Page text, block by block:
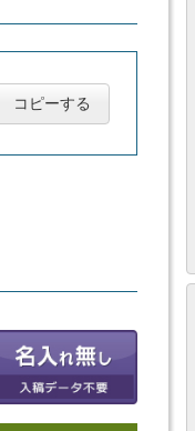
コピーする